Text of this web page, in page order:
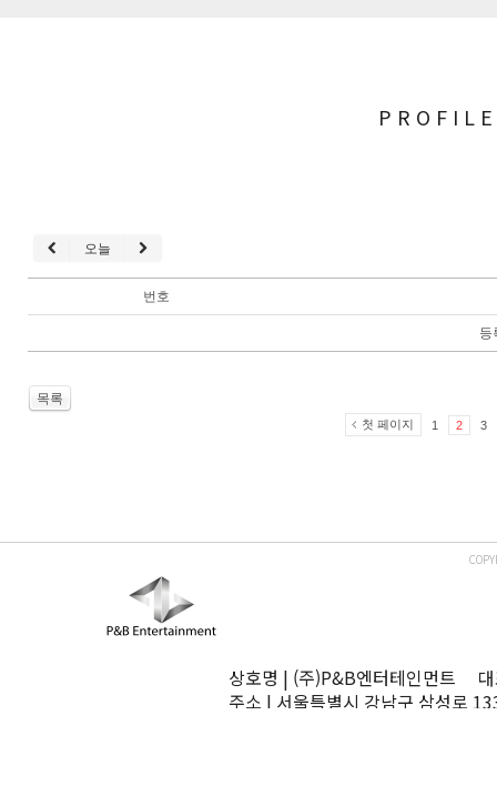
PROFILE
오늘
번호
등
목록
첫 페이지 1 2 3
상호명 | (주)P&B엔터테인먼트
주소 | 서울특별시 강남구 삼성로